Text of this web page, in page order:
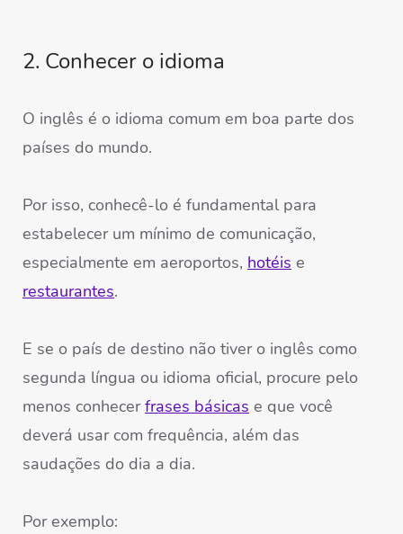
2. Conhecer o idioma
O inglês é o idioma comum em boa parte dos
países do mundo.
Por isso, conhecê-lo é fundamental para
estabelecer um mínimo de comunicação,
especialmente em aeroportos, hotéis e
restaurantes.
E se o país de destino não tiver o inglês como
segunda língua ou idioma oficial, procure pelo
menos conhecerfrases básicas e que você
deverá usar com frequência, além das
saudações do dia a dia.
Por exemplo: